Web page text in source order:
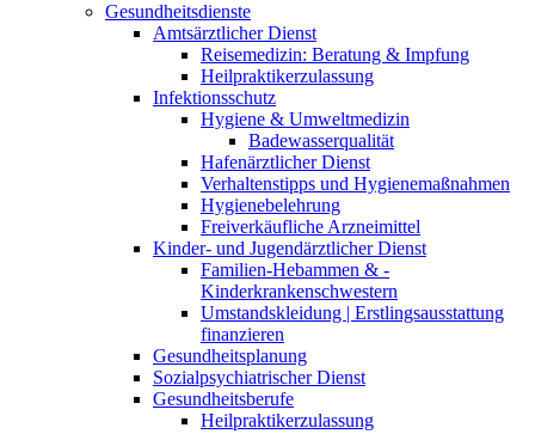
Gesundheitsdienste
Amtsärztlicher Dienst
Reisemedizin: Beratung & Impfung
Heilpraktikerzulassung
Infektionsschutz
Hygiene & Umweltmedizin
Badewasserqualität
Hafenärztlicher Dienst
Verhaltenstipps und Hygienemaßnahmen
Hygienebelehrung
Freiverkäufliche Arzneimittel
Kinder- und Jugendärztlicher Dienst
Familien-Hebammen & -
Kinderkrankenschwestern
Umstandskleidung | Erstlingsausstattung
finanzieren
Gesundheitsplanung
Sozialpsychiatrischer Dienst
Gesundheitsberufe
Heilpraktikerzulassung